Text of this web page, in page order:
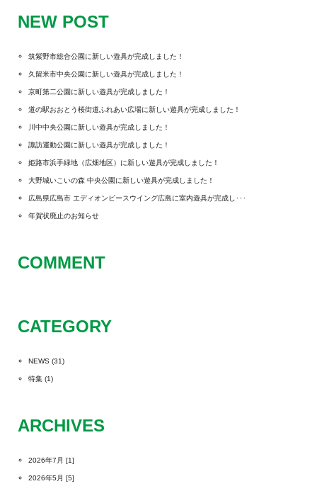
NEW POST
筑紫野市総合公園に新しい遊具が完成しました！
久留米市中央公園に新しい遊具が完成しました！
京町第二公園に新しい遊具が完成しました！
道の駅おおとう桜街道ふれあい広場に新しい遊具が完成しました！
川中中央公園に新しい遊具が完成しました！
諏訪運動公園に新しい遊具が完成しました！
姫路市浜手緑地（広畑地区）に新しい遊具が完成しました！
大野城いこいの森 中央公園に新しい遊具が完成しました！
広島県広島市 エディオンピースウイング広島に室内遊具が完成し･･･
年賀状廃止のお知らせ
COMMENT
CATEGORY
NEWS (31)
特集 (1)
ARCHIVES
2026年7月 [1]
2026年5月 [5]